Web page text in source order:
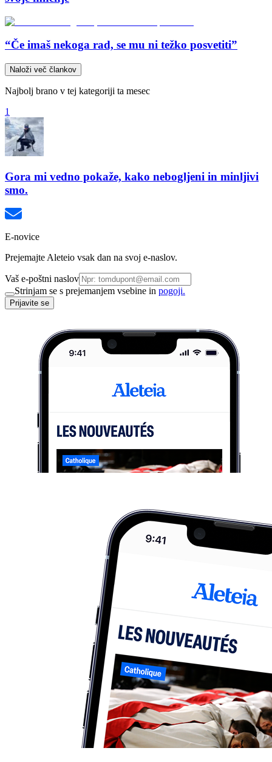
“Če imaš nekoga rad, se mu ni težko posvetiti”
Naloži več člankov
Najbolj brano v tej kategoriji ta mesec
1
Gora mi vedno pokaže, kako nebogljeni in minljivi
smo.
E-novice
Prejemajte Aleteio vsak dan na svoj e-naslov.
Vaš e-poštni naslov
Strinjam se s prejemanjem vsebine in pogoji.
Prijavite se